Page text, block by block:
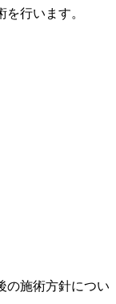
行います。
の施術方針につい